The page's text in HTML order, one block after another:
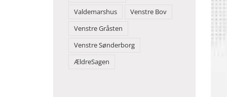
Valdemarshus
Venstre Bov
Venstre Gråsten
Venstre Sønderborg
ÆldreSagen